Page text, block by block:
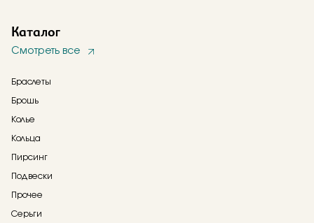
Каталог
Смотреть все
Браслеты
Брошь
Колье
Кольца
Пирсинг
Подвески
Прочее
Серьги